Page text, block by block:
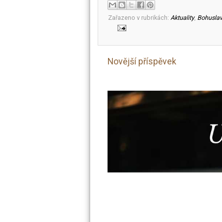
Zařazeno v rubrikách: Aktuality,
Novější příspěvek